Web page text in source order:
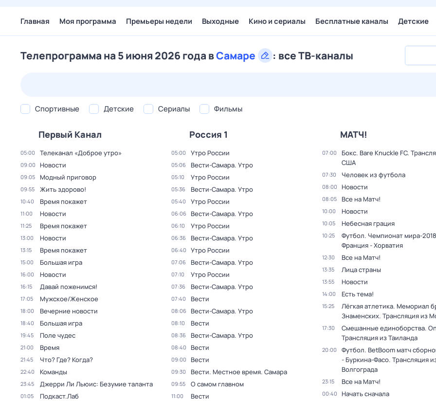
Главная Моя программа Премьеры недели Выходные Кино и сериалы Бесплатные каналы Детские
Телепрограмма на 5 июня 2026 года вСамаре : все ТВ-каналы
Спортивные Детские Сериалы Фильмы
Первый Канал
05:00 Телеканал «Доброе утро»
09:00 Новости
09:05 Модный приговор
09:55 Жить здорово!
10:40 Время покажет
11:00 Новости
11:25 Время покажет
13:00 Новости
13:15 Время покажет
15:00 Большая игра
16:00 Новости
16:15 Давай поженимся!
17:05 Мужское/Женское
18:00 Вечерние новости
18:40 Большая игра
19:45 Поле чудес
21:00 Время
21:45 Что? Где? Когда?
22:40 Команды
23:45 Джерри Ли Льюис: Безумие таланта
01:05 Подкаст.Лаб
Россия 1
05:00 Утро России
05:06 Вести-Самара. Утро
05:10 Утро России
05:36 Вести-Самара. Утро
05:40 Утро России
06:06 Вести-Самара. Утро
06:10 Утро России
06:36 Вести-Самара. Утро
06:40 Утро России
07:06 Вести-Самара. Утро
07:10 Утро России
07:36 Вести-Самара. Утро
07:40 Вести
08:06 Вести-Самара. Утро
08:10 Вести
08:36 Вести-Самара. Утро
08:40 Вести
09:00 Вести
09:30 Вести. Местное время. Самара
09:55 О самом главном
11:00 Вести
МАТЧ!
07:00
Бокс. Bare Knuckle FC.
США
07:30 Человек из футбола
08:00 Новости
08:05 Все на Матч!
10:00 Новости
10:05 Небесная грация
10:25
Футбол. Чемпионат мира-
Франция - Хорватия
12:30 Все на Матч!
13:35 Лица страны
13:55 Новости
14:00 Есть тема!
15:25
Лёгкая атлетика. Мемориал
Знаменских. Трансляция из
17:30
Смешанные единоборства.
Трансляция из Таиланда
20:00
Футбол. BetBoom матч
- Буркина-Фасо. Трансляция
Волгограда
23:15 Все на Матч!
00:40 Начать сначала